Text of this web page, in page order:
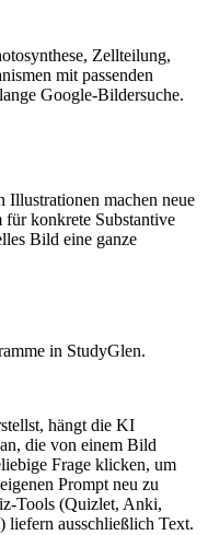
Zellteilung,
mit passenden
Google-Bildersuche.
machen neue
für konkrete Substantive
Bild eine ganze
in StudyGlen.
hängt die KI
die von einem Bild
Frage klicken, um
Prompt neu zu
Tools (Quizlet, Anki,
liefern ausschließlich Text.